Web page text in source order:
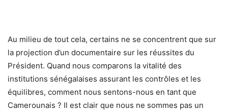
Au milieu de tout cela, certains ne se concentrent que sur
la projection d’un documentaire sur les réussites du
Président. Quand nous comparons la vitalité des
institutions sénégalaises assurant les contrôles et les
équilibres, comment nous sentons-nous en tant que
Camerounais ? Il est clair que nous ne sommes pas un